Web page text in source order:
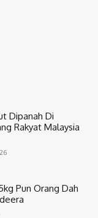
Dipanah Di
Rakyat Malaysia
Pun Orang Dah